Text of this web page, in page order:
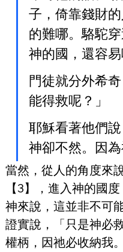
子，倚靠錢財
的難哪。駱駝
神的國，還容易
門徒就分外希
能得救呢？」
耶穌看著他們
神卻不然。因為
當然，從人的角度來
【3】，進入神的國
神來說，這並非不可
證實說，「只是神必
權柄，因祂必收納我